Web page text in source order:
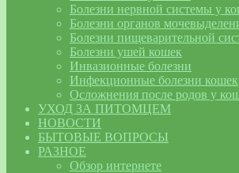
Болезни нервной системы у
Болезни органов
Болезни пищеварительной
Болезни ушей кошек
Инвазионные болезни
Инфекционные болезни кошек
Осложнения после родов у
УХОД ЗА ПИТОМЦЕМ
НОВОСТИ
БЫТОВЫЕ ВОПРОСЫ
РАЗНОЕ
Обзор интернете